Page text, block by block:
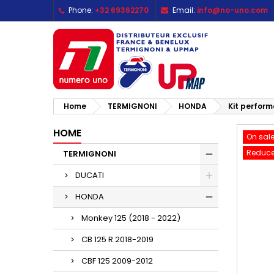
Phone: +32 69362270 Email: info@no-uno.com
Home TERMIGNONI HONDA Kit
HOME
TERMIGNONI
DUCATI
HONDA
Monkey 125 (2018 - 2022)
CB 125 R 2018-2019
CBF 125 2009-2012
On